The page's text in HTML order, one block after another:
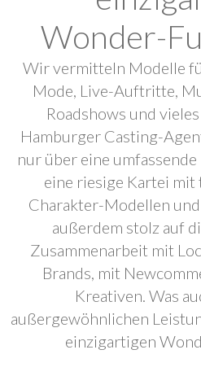
Wonder-
Wir vermitteln Modelle
Mode, Live-Auftritte,
Roadshows und
Hamburger Casting-
nur über eine
eine riesige Kartei mit
Charakter-Modellen
außerdem stolz auf
Zusammenarbeit mit
Brands, mit
Kreativen. Was
außergewöhnlichen
einzigartigen